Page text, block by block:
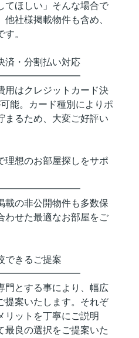
てほしい」そんな場合で
他社様掲載物件も含め、
。
・分割払い対応
用はクレジットカード決
能。カード種別によりポ
まるため、大変ご好評い
想のお部屋探しをサポ
載の非公開物件も多数保
わせた最適なお部屋をご
できるご提案
門とする事により、幅広
提案いたします。それぞ
リットを丁寧にご説明
最良の選択をご提案いた